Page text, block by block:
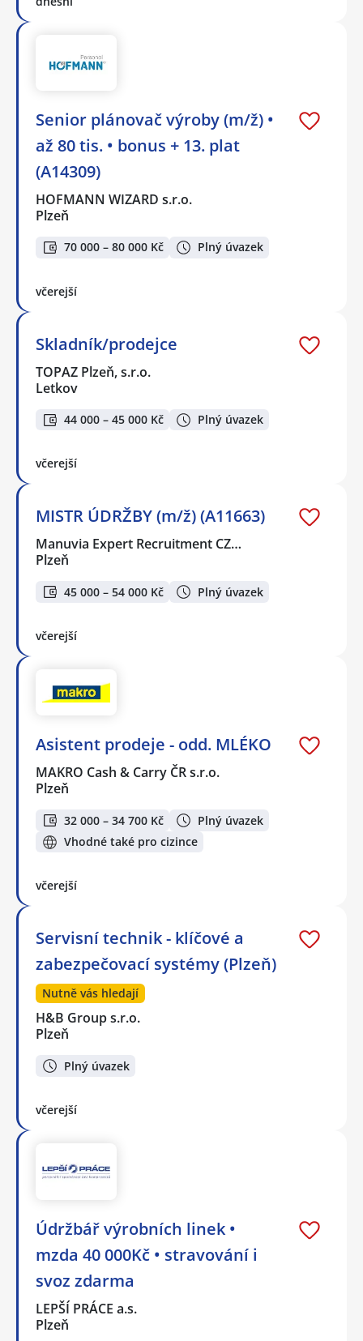
Senior plánovač výroby (m/ž) •
až 80 tis. • bonus + 13. plat
(A14309)
HOFMANN WIZARD s.r.o.
Plzeň
70 000 – 80 000 Kč Plný úvazek
včerejší
Skladník/prodejce
TOPAZ Plzeň, s.r.o.
Letkov
44 000 – 45 000 Kč Plný úvazek
včerejší
MISTR ÚDRŽBY (m/ž) (A11663)
Manuvia Expert Recruitment CZ…
Plzeň
45 000 – 54 000 Kč Plný úvazek
včerejší
Asistent prodeje - odd. MLÉKO
MAKRO Cash & Carry ČR s.r.o.
Plzeň
32 000 – 34 700 Kč
Plný úvazek
Vhodné také pro cizince
včerejší
Servisní technik - klíčové a
zabezpečovací systémy (Plzeň)
Nutně vás hledají
H&B Group s.r.o.
Plzeň
Plný úvazek
včerejší
Údržbář výrobních linek •
mzda 40 000Kč • stravování i
svoz zdarma
LEPŠÍ PRÁCE a.s.
Plzeň